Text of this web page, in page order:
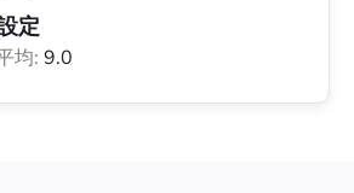
定
均: 9.0